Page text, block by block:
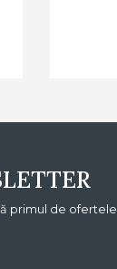
primul de ofertele